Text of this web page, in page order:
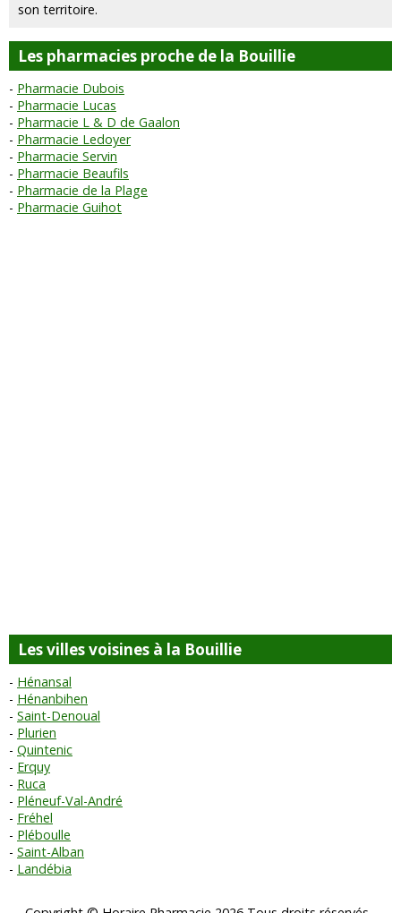
son territoire.
Les pharmacies proche de la Bouillie
Pharmacie Dubois
Pharmacie Lucas
Pharmacie L & D de Gaalon
Pharmacie Ledoyer
Pharmacie Servin
Pharmacie Beaufils
Pharmacie de la Plage
Pharmacie Guihot
Les villes voisines à la Bouillie
Hénansal
Hénanbihen
Saint-Denoual
Plurien
Quintenic
Erquy
Ruca
Pléneuf-Val-André
Fréhel
Pléboulle
Saint-Alban
Landébia